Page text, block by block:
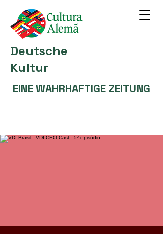
Deutsche
Kultur
EINE WAHRHAFTIGE ZEITUNG